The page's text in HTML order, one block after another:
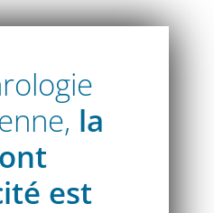
la
est